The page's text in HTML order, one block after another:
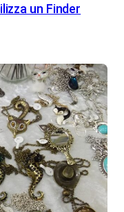
un Finder